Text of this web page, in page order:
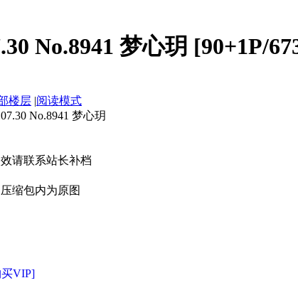
No.8941 梦心玥 [90+1P/
楼层 |阅读模式
No.8941 梦心玥
请联系站长补档
缩包内为原图
VIP]